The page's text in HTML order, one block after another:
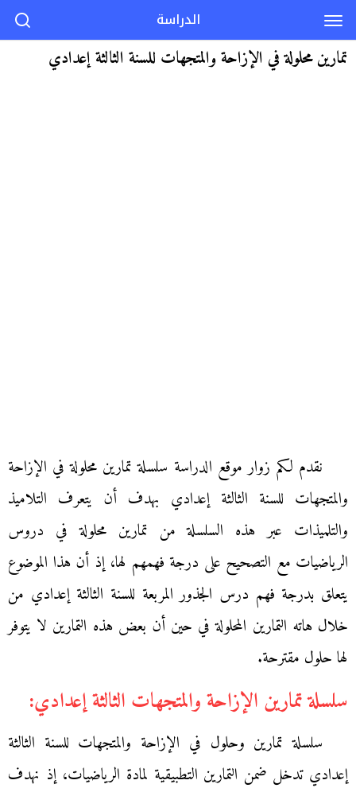
تمارين محلولة في الإزاحة والمتجهات للسنة الثالثة إعدادي
نقدم لكم زوار موقع الدراسة سلسلة تمارين محلولة في الإزاحة
والمتجهات للسنة الثالثة إعدادي بهدف أن يتعرف التلاميذ
والتلميذات عبر هذه السلسلة من تمارين محلولة في دروس
الرياضيات مع التصحيح على درجة فهمهم لها، إذ أن هذا الموضوع
يتعلق بدرجة فهم درس الجذور المربعة للسنة الثالثة إعدادي من
خلال هاته التمارين المحلولة في حين أن بعض هذه التمارين لا يتوفر
لها حلول مقترحة.
سلسلة تمارين الإزاحة والمتجهات الثالثة إعدادي:
سلسلة تمارين وحلول في الإزاحة والمتجهات للسنة الثالثة
إعدادي تدخل ضمن التمارين التطبيقية لمادة الرياضيات، إذ نهدف
الدراسة